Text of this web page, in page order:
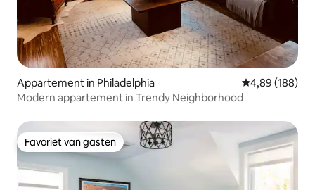
Appartement in Philadelphia Gemiddelde
4,89 (188)
Modern appartement in Trendy Neighborhood
Favoriet van gasten
Favoriet van gasten